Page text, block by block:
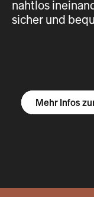
nahtlos
sicher und
Mehr Infos
Mehr Infos
Mehr Infos zu
Mehr Infos